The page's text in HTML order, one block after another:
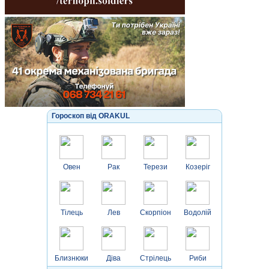
Гороскоп від ORAKUL
Овен
Тілець
Близнюки
Рак
Лев
Діва
Терези
Скорпіон
Стрілець
Козеріг
Водолій
Риби